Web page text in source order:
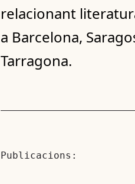
relacionant
a Barcelona,
Tarragona.
Publicacions: